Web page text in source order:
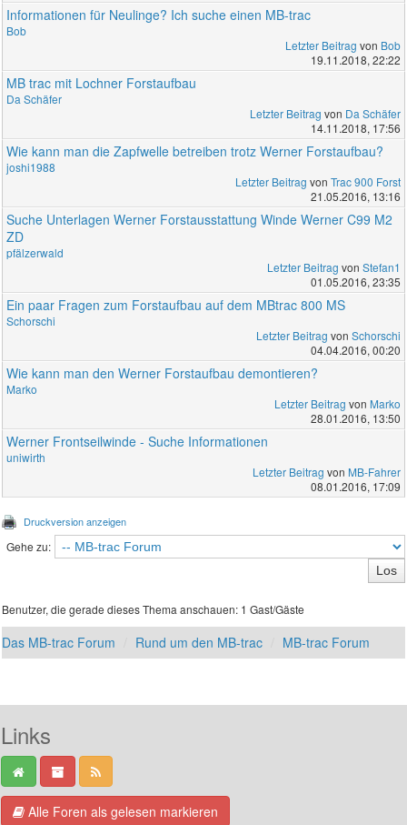
Informationen für Neulinge? Ich suche einen MB-trac
Bob
Letzter Beitrag von Bob
19.11.2018, 22:22
MB trac mit Lochner Forstaufbau
Da Schäfer
Letzter Beitrag von Da Schäfer
14.11.2018, 17:56
Wie kann man die Zapfwelle betreiben trotz Werner Forstaufbau?
joshi1988
Letzter Beitrag von Trac 900 Forst
21.05.2016, 13:16
Suche Unterlagen Werner Forstausstattung Winde Werner C99 M2
ZD
pfälzerwald
Letzter Beitrag von Stefan1
01.05.2016, 23:35
Ein paar Fragen zum Forstaufbau auf dem MBtrac 800 MS
Schorschi
Letzter Beitrag von Schorschi
04.04.2016, 00:20
Wie kann man den Werner Forstaufbau demontieren?
Marko
Letzter Beitrag von Marko
28.01.2016, 13:50
Werner Frontseilwinde - Suche Informationen
uniwirth
Letzter Beitrag von MB-Fahrer
08.01.2016, 17:09
Druckversion anzeigen
Gehe zu:
Benutzer, die gerade dieses Thema anschauen: 1 Gast/Gäste
Das MB-trac Forum Rund um den MB-trac MB-trac Forum
Links
Alle Foren als gelesen markieren